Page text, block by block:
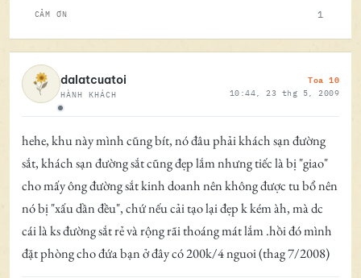
CẢM ƠN 1
Ngoại tuyến
dalatcuatoi
HÀNH KHÁCH
Toa 10
10:44, 23 thg 5, 2009
hehe, khu này mình cũng bít, nó đâu phải khách sạn đường
sắt, khách sạn đường sắt cũng đẹp lắm nhưng tiếc là bị "giao"
cho mấy ông đường sắt kinh doanh nên không được tu bổ nên
nó bị "xấu dần đều", chứ nếu cải tạo lại đẹp k kém àh, mà dc
cái là ks đường sắt rẻ và rộng rãi thoáng mát lắm .hồi đó mình
đặt phòng cho đứa bạn ở đây có 200k/4 nguoi (thag 7/2008)